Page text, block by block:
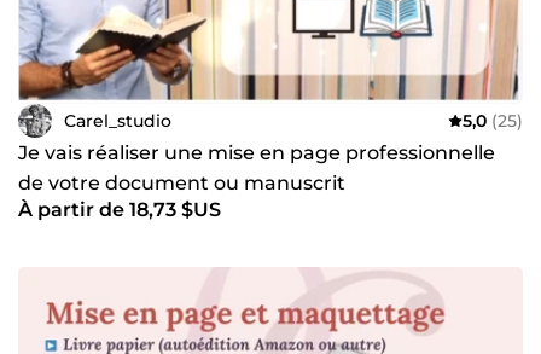
Carel_studio 5,0 (25)
Je vais réaliser une mise en page professionnelle
de votre document ou manuscrit
À partir de 18,73 $US